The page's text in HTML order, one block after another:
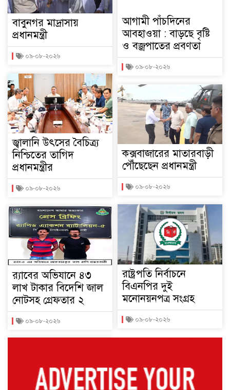
বাবুনগর মাদ্রাসায়
প্রধানমন্ত্রী
০৯-০৮-২০২৬
জ্বালানি উৎসের বৈচিত্র্য
নিশ্চিতের তাগিদ
প্রধানমন্ত্রীর
০৯-০৮-২০২৬
র‌্যাবের অভিযানে ৪৩
লাখ টাকার বিদেশি জাল
নোটসহ গ্রেফতার ২
০৯-০৮-২০২৬
আগামী পাঁচদিনের
আবহাওয়া : বাড়ছে বৃষ্টি
ও বজ্রপাতের প্রবণতা
০৯-০৮-২০২৬
কক্সবাজারের মাতারবাড়ী
পৌঁছেছেন প্রধানমন্ত্রী
০৯-০৮-২০২৬
রাষ্ট্রপতি নির্বাচনে
বিএনপির দুই
মনোনয়নপত্র সংগ্রহ
০৯-০৮-২০২৬